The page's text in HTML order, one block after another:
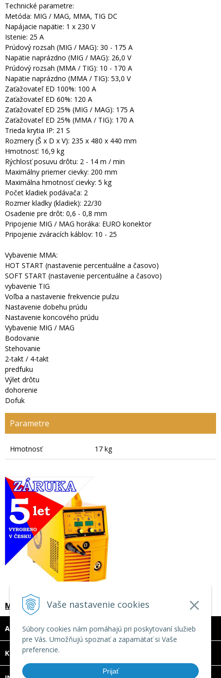
Vaše nastavenie cookies
Súbory cookies nám pomáhajú pri poskytovaní služieb
pre Vás. Umožňujú spoznať a zapamätať si Vaše
preferencie.
Prijať
Technické parametre:
Metóda: MIG / MAG, MMA, TIG DC
Napájacie napätie: 1 x 230 V
Istenie: 25 A
Prúdový rozsah (MIG / MAG): 30 - 175 A
Napätie naprázdno (MIG / MAG): 26,0 V
Prúdový rozsah (MMA / TIG): 10 - 170 A
Napätie naprázdno (MMA / TIG): 53,0 V
Zaťažovateľ ED 100%: 100 A
Zaťažovateľ ED 60%: 120 A
Zaťažovateľ ED 25% (MIG / MAG): 175 A
Zaťažovateľ ED 25% (MMA / TIG): 170 A
Trieda krytia IP: 21 S
Rozmery (Š x D x V): 235 x 480 x 440 mm
Hmotnosť: 16,9 kg
Rýchlosť posuvu drôtu: 2 - 14 m / min
Maximálny priemer cievky: 200 mm
Maximálna hmotnosť cievky: 5 kg
Počet kladiek podávača: 2
Rozmer kladky (kladiek): 22/30
Osadenie pre drôt: 0,6 - 0,8 mm
Pripojenie MIG / MAG horáka: EURO konektor
Pripojenie zváracích káblov: 10 - 25
Vybavenie MMA:
HOT START (nastavenie percentuálne a časovo)
SOFT START (nastavenie percentuálne a časovo)
vybavenie TIG
Voľba a nastavenie frekvencie pulzu
Nastavenie dobehu prúdu
Nastavenie koncového prúdu
Vybavenie MIG / MAG
Bodovanie
Stehovanie
2-takt / 4-takt
predfuku
Výlet drôtu
dohorenie
Dofuk
Parametre
Hmotnosť 17 kg
Multifunkčný poloautomat GAMASTAR 176L
ADRESA
KONTAKTDOVOLENKA 3. - 7. augusta 2026
Predajňa bude ZATVORENÁ a vytvorené